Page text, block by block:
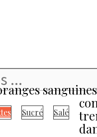
Sucré Salé
sanguines